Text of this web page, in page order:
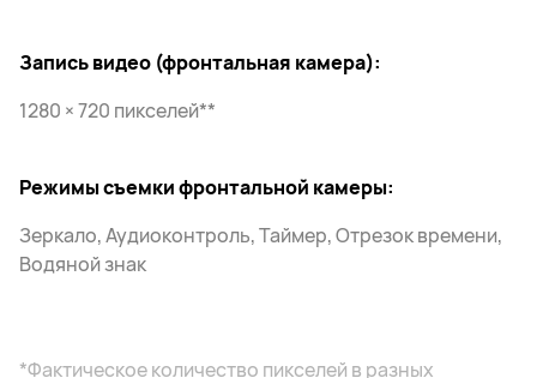
Запись видео (фронтальная камера):
1280 × 720 пикселей**
Режимы съемки фронтальной камеры:
Зеркало, Аудиоконтроль, Таймер, Отрезок времени,
Водяной знак
*Фактическое количество пикселей в разных